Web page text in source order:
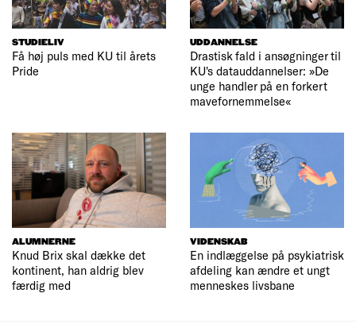
STUDIELIV
Få høj puls med KU til årets
Pride
UDDANNELSE
Drastisk fald i ansøgninger til
KU's datauddannelser: »De
unge handler på en forkert
mavefornemmelse«
ALUMNERNE
Knud Brix skal dække det
kontinent, han aldrig blev
færdig med
VIDENSKAB
En indlæggelse på psykiatrisk
afdeling kan ændre et ungt
menneskes livsbane